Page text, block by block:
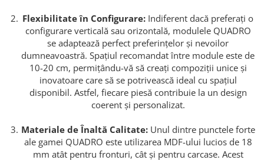
Flexibilitate în Configurare: Indiferent dacă preferați o
configurare verticală sau orizontală, modulele QUADRO
se adaptează perfect preferințelor și nevoilor
dumneavoastră. Spațiul recomandat între module este de
10-20 cm, permițându-vă să creați compoziții unice și
inovatoare care să se potrivească ideal cu spațiul
disponibil. Astfel, fiecare piesă contribuie la un design
coerent și personalizat.
Materiale de Înaltă Calitate:Unul dintre punctele forte
ale gamei QUADRO este utilizarea MDF-ului lucios de 18
mm atât pentru fronturi, cât și pentru carcase. Acest